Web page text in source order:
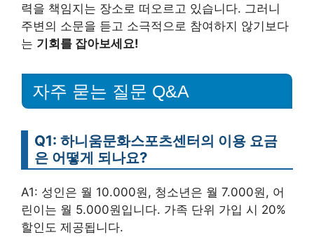
력을 책임지는 장소로 떠오르고 있습니다. 그러니
주변의 소문을 듣고 소극적으로 참여하지 않기보다
는 기회를 잡아보세요!
자주 묻는 질문 Q&A
Q1: 하니움문화스포츠센터의 이용 요금
은 어떻게 되나요?
A1: 성인은 월 10.000원, 청소년은 월 7.000원, 어
린이는 월 5.000원입니다. 가족 단위 가입 시 20%
할인도 제공됩니다.